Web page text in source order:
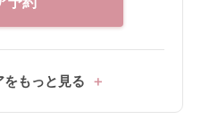
とろける特選黒毛和牛フィレ」
見学
もっと見る